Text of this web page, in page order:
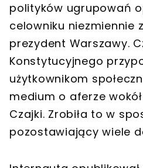
polityków ugrupowań
celowniku niezmiennie
prezydent Warszawy.
Konstytucyjnego
użytkownikom
medium o aferze
Czajki. Zrobiła to w
pozostawiający wiele